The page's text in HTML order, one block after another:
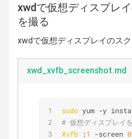
xwdで仮想ディスプレ
を撮る
xwdで仮想ディスプレイのス
xwd_xvfb_screenshot.md
sudo yum -y
# 仮想ディスプレイ
Xvfb :1 -screen 0